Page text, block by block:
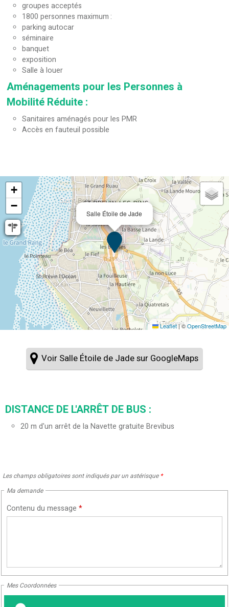
groupes acceptés
1800 personnes maximum
parking autocar
séminaire
banquet
exposition
Salle à louer
Aménagements pour les Personnes à
Mobilité Réduite :
Sanitaires aménagés pour les PMR
Accès en fauteuil possible
Salle Étoile de Jade
+
−
Leaflet|©OpenStreetMap
Voir Salle Étoile de Jade sur GoogleMaps
DISTANCE DE L'ARRÊT DE BUS :
20 m d'un arrêt de la Navette gratuite Brevibus
Les champs obligatoires sont indiqués par un astérisque *
Ma demande
Contenu du message *
Mes Coordonnées